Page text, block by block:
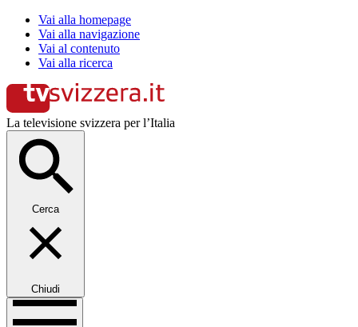
Vai alla homepage
Vai alla navigazione
Vai al contenuto
Vai alla ricerca
La televisione svizzera per l’Italia
Cerca
Chiudi